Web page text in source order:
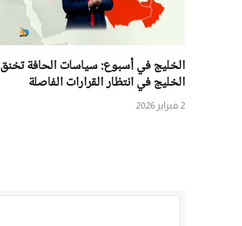
الخليج في أسبوع: سياسات الحافة تخنق
الخليج في انتظار القرارات الفاصلة
2 فبراير 2026